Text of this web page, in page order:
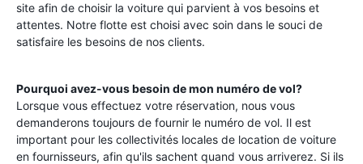
site afin de choisir la voiture qui parvient à vos besoins et
attentes. Notre flotte est choisi avec soin dans le souci de
satisfaire les besoins de nos clients.
Pourquoi avez-vous besoin de mon numéro de vol?
Lorsque vous effectuez votre réservation, nous vous
demanderons toujours de fournir le numéro de vol. Il est
important pour les collectivités locales de location de voiture
en fournisseurs, afin qu'ils sachent quand vous arriverez. Si ils